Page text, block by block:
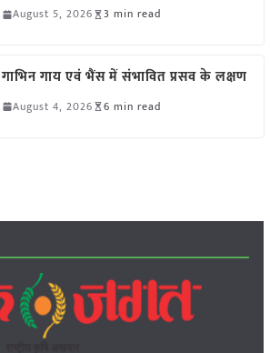
August 5, 2026 3 min read
गाभिन गाय एवं भैंस में संभावित प्रसव के लक्षण
August 4, 2026 6 min read